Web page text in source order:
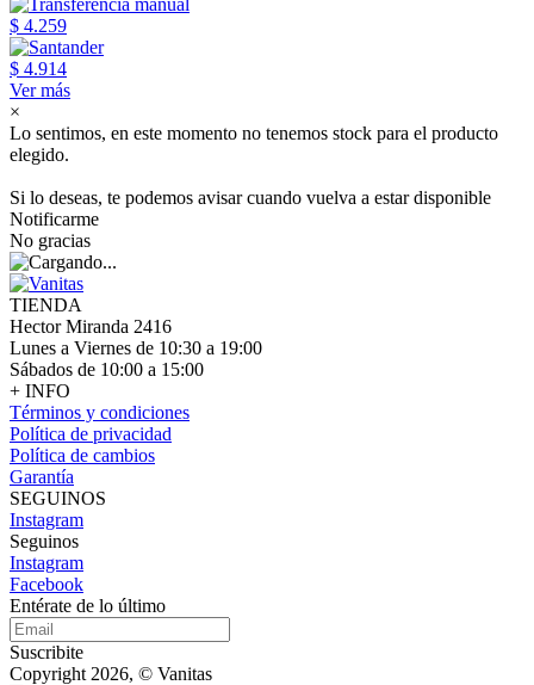
$ 4.259
$ 4.914
Ver más
×
Lo sentimos, en este momento no tenemos stock para el producto
elegido.
Si lo deseas, te podemos avisar cuando vuelva a estar disponible
Notificarme
No gracias
TIENDA
Hector Miranda 2416
Lunes a Viernes de 10:30 a 19:00
Sábados de 10:00 a 15:00
+ INFO
Términos y condiciones
Política de privacidad
Política de cambios
Garantía
SEGUINOS
Instagram
Seguinos
Instagram
Facebook
Entérate de lo último
Suscribite
Copyright 2026, © Vanitas